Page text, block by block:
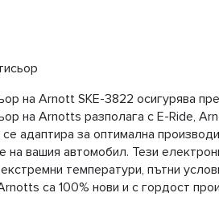
на Arnott SKE-3822 осигурява
на Arnotts разполага с E-Ride,
адаптира за оптимална
вашия автомобил. Тези
температури, пътни
са 100% нови и с гордост